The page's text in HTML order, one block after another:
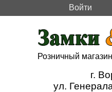
Войти
Розничный
г.
ул.